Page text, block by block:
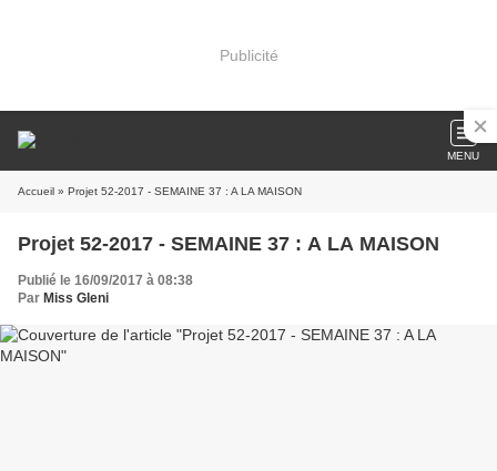
Publicité
MENU
Accueil » Projet 52-2017 - SEMAINE 37 : A LA MAISON
Projet 52-2017 - SEMAINE 37 : A LA MAISON
Publié le 16/09/2017 à 08:38
Par Miss Gleni